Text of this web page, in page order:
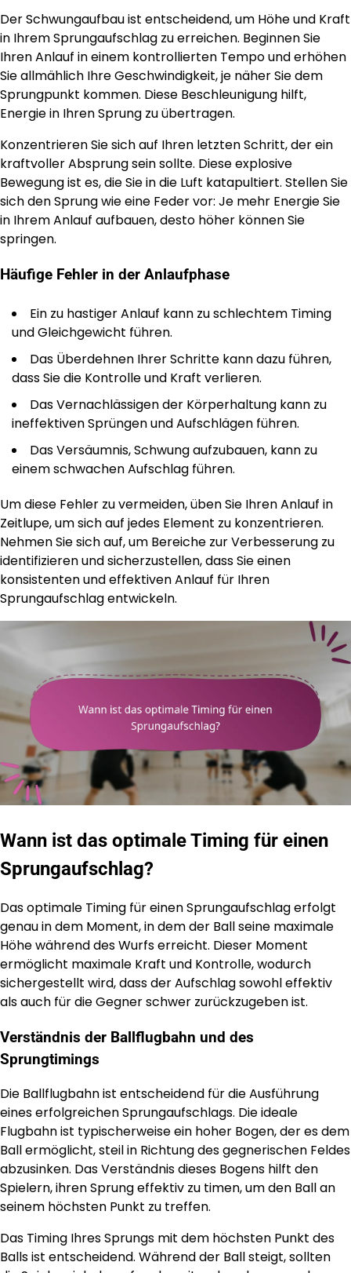
Der Schwungaufbau ist entscheidend, um Höhe und Kraft
in Ihrem Sprungaufschlag zu erreichen. Beginnen Sie
Ihren Anlauf in einem kontrollierten Tempo und erhöhen
Sie allmählich Ihre Geschwindigkeit, je näher Sie dem
Sprungpunkt kommen. Diese Beschleunigung hilft,
Energie in Ihren Sprung zu übertragen.
Konzentrieren Sie sich auf Ihren letzten Schritt, der ein
kraftvoller Absprung sein sollte. Diese explosive
Bewegung ist es, die Sie in die Luft katapultiert. Stellen Sie
sich den Sprung wie eine Feder vor: Je mehr Energie Sie
in Ihrem Anlauf aufbauen, desto höher können Sie
springen.
Häufige Fehler in der Anlaufphase
Ein zu hastiger Anlauf kann zu schlechtem Timing
und Gleichgewicht führen.
Das Überdehnen Ihrer Schritte kann dazu führen,
dass Sie die Kontrolle und Kraft verlieren.
Das Vernachlässigen der Körperhaltung kann zu
ineffektiven Sprüngen und Aufschlägen führen.
Das Versäumnis, Schwung aufzubauen, kann zu
einem schwachen Aufschlag führen.
Um diese Fehler zu vermeiden, üben Sie Ihren Anlauf in
Zeitlupe, um sich auf jedes Element zu konzentrieren.
Nehmen Sie sich auf, um Bereiche zur Verbesserung zu
identifizieren und sicherzustellen, dass Sie einen
konsistenten und effektiven Anlauf für Ihren
Sprungaufschlag entwickeln.
Wann ist das optimale Timing für einen
Sprungaufschlag?
Das optimale Timing für einen Sprungaufschlag erfolgt
genau in dem Moment, in dem der Ball seine maximale
Höhe während des Wurfs erreicht. Dieser Moment
ermöglicht maximale Kraft und Kontrolle, wodurch
sichergestellt wird, dass der Aufschlag sowohl effektiv
als auch für die Gegner schwer zurückzugeben ist.
Verständnis der Ballflugbahn und des
Sprungtimings
Die Ballflugbahn ist entscheidend für die Ausführung
eines erfolgreichen Sprungaufschlags. Die ideale
Flugbahn ist typischerweise ein hoher Bogen, der es dem
Ball ermöglicht, steil in Richtung des gegnerischen Feldes
abzusinken. Das Verständnis dieses Bogens hilft den
Spielern, ihren Sprung effektiv zu timen, um den Ball an
seinem höchsten Punkt zu treffen.
Das Timing Ihres Sprungs mit dem höchsten Punkt des
Balls ist entscheidend. Während der Ball steigt, sollten